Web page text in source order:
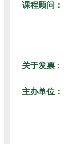
课程顾问：
关于发票 ：
主办单位：